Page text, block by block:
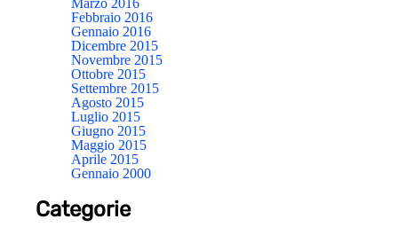
Febbraio 2016
Gennaio 2016
Dicembre 2015
Novembre 2015
Ottobre 2015
Settembre 2015
Agosto 2015
Luglio 2015
Giugno 2015
Maggio 2015
Aprile 2015
Gennaio 2000
Categorie